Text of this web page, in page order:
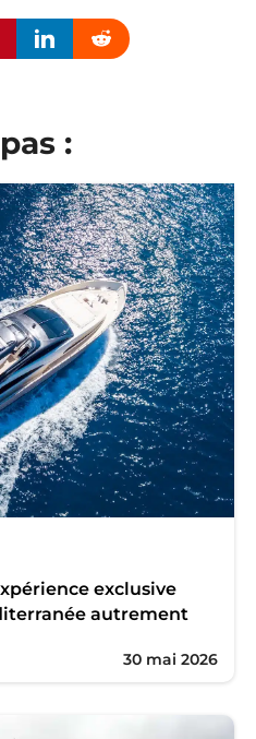
:
exclusive
autrement
30 mai 2026